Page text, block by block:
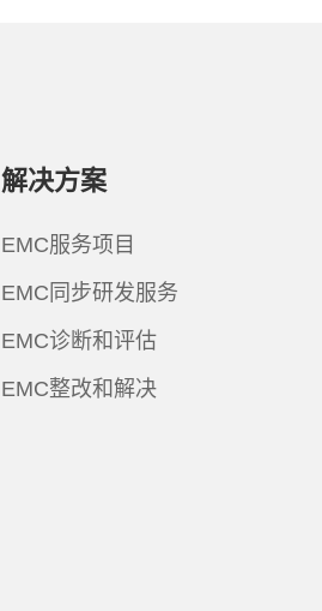
解决方案
EMC服务项目
EMC同步研发服务
EMC诊断和评估
EMC整改和解决